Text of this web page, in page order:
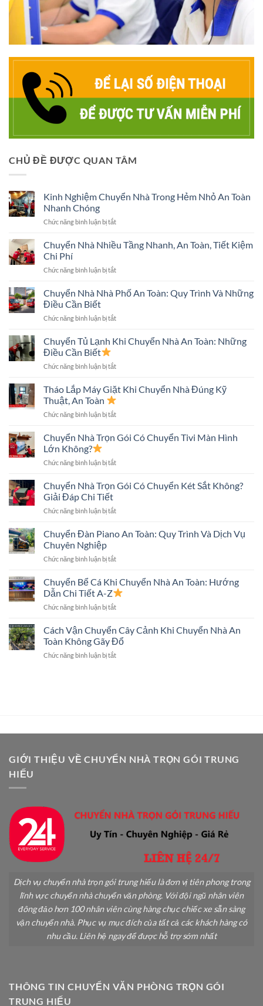
CHỦ ĐỀ ĐƯỢC QUAN TÂM
Kinh Nghiệm Chuyển Nhà Trong Hẻm Nhỏ An Toàn
Nhanh Chóng
Chức năng bình luận bị tắtở
Nghiệm
Chuyển
Trong
Nhỏ
Nhanh
Chuyển Nhà Nhiều Tầng Nhanh, An Toàn, Tiết Kiệm
Chi Phí
Chức năng bình luận bị tắtở
Nhà
Nhiều
Nhanh,
Toàn,
Chi
Chuyển Nhà Nhà Phố An Toàn: Quy Trình Và Những
Điều Cần Biết
Chức năng bình luận bị tắtở
Nhà
Nhà
An
Quy
Những
Cần
Chuyển Tủ Lạnh Khi Chuyển Nhà An Toàn: Những
Điều Cần Biết
Chức năng bình luận bị tắtở
Tủ
Lạnh
Chuyển
An
Điều
Biết
Tháo Lắp Máy Giặt Khi Chuyển Nhà Đúng Kỹ
Thuật, An Toàn
Chức năng bình luận bị tắtở
Lắp
Máy
Khi
Nhà
Thuật,
Toàn
Chuyển Nhà Trọn Gói Có Chuyển Tivi Màn Hình
Lớn Không?
Chức năng bình luận bị tắtở
Nhà
Trọn
Có
Tivi
Lớn
Chuyển Nhà Trọn Gói Có Chuyển Két Sắt Không?
Giải Đáp Chi Tiết
Chức năng bình luận bị tắtở
Nhà
Trọn
Có
Két
Sắt
Không?
Giải
Chi
Tiết
Chuyển Đàn Piano An Toàn: Quy Trình Và Dịch Vụ
Chuyên Nghiệp
Chức năng bình luận bị tắtở
Đàn
Piano
An
Toàn:
Trình
Và
Vụ
Chuyển Bể Cá Khi Chuyển Nhà An Toàn: Hướng
Dẫn Chi Tiết A-Z
Chức năng bình luận bị tắtở
Bể
Cá
Khi
Chuyển
A-
Cách Vận Chuyển Cây Cảnh Khi Chuyển Nhà An
Toàn Không Gãy Đổ
Chức năng bình luận bị tắtở
Nhà
Toàn
Không
GIỚI THIỆU VỀ CHUYỂN NHÀ TRỌN GÓI TRUNG
HIẾU
Dịch vụ chuyển nhà trọn gói trung hiếu là đơn vị tiên phong trong
lĩnh vực chuyển nhà chuyển văn phòng. Với đội ngũ nhân viên
đông đảo hơn 100 nhân viên cùng hàng chục chiếc xe sẵn sàng
vận chuyển nhà. Phục vụ mục đích của tất cả các khách hàng có
nhu cầu. Liên hệ ngay để được hỗ trợ sớm nhất
THÔNG TIN CHUYỂN VĂN PHÒNG TRỌN GÓI
TRUNG HIẾU